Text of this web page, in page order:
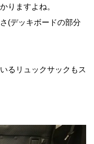
りますよね。
(デッキボードの部分
るリュックサックもス